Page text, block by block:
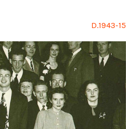
D.1943-15